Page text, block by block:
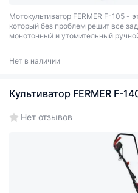
Мотокультиватор FERMER F-105 -
который без проблем решит все
монотонный и утомительный
Нет в наличии
Культиватор FERMER F-
Нет отзывов